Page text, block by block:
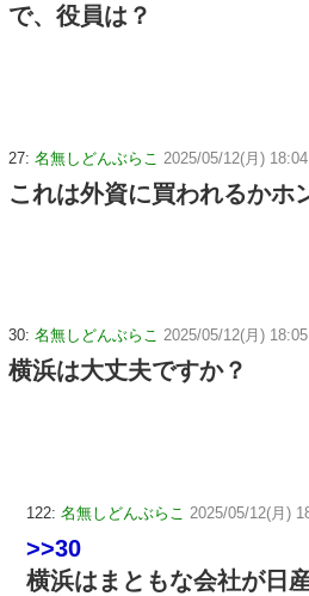
で、役員は？
27: 名無しどんぶらこ 2025/05/12(月)
これは外資に買われるかホ
30: 名無しどんぶらこ 2025/05/12(月)
横浜は大丈夫ですか？
122: 名無しどんぶらこ 2025/05/12(月)
>>30
横浜はまともな会社が日